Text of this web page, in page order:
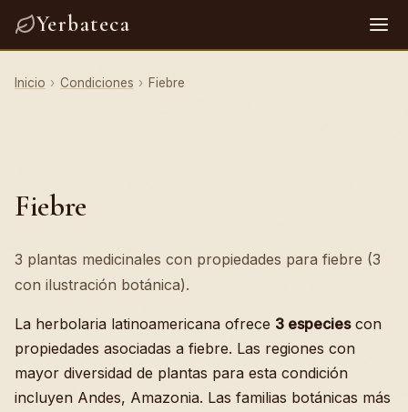
Yerbateca
Inicio › Condiciones › Fiebre
Fiebre
3 plantas medicinales con propiedades para fiebre (3
con ilustración botánica).
La herbolaria latinoamericana ofrece 3 especiescon
propiedades asociadas a fiebre. Las regiones con
mayor diversidad de plantas para esta condición
incluyen Andes, Amazonia. Las familias botánicas más